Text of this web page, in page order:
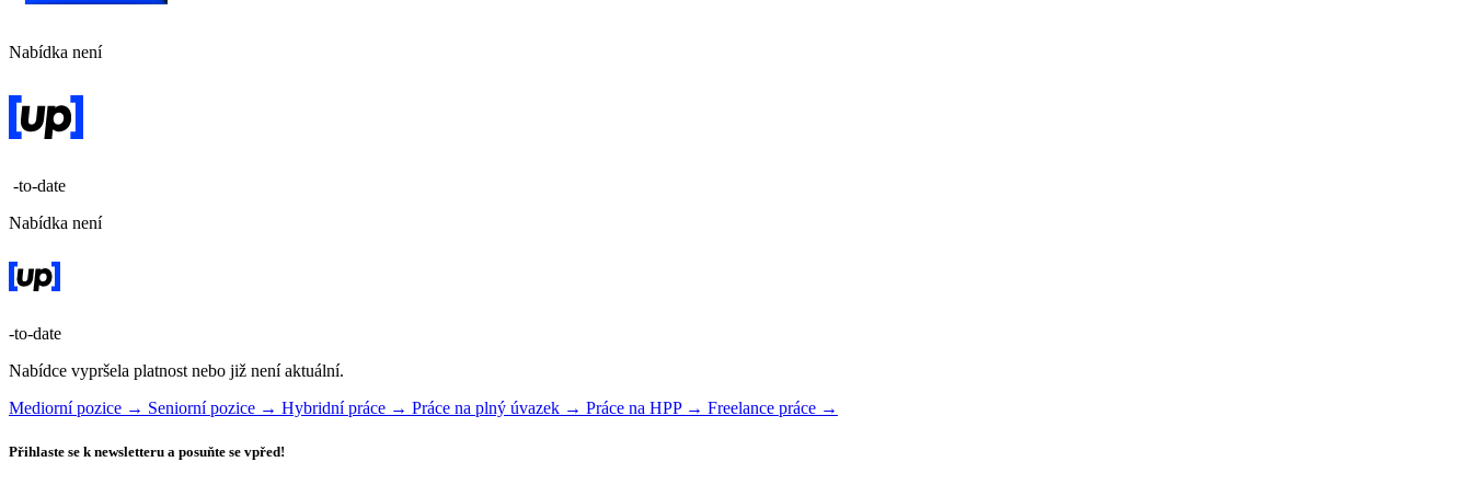
Nabídka není
-to-date
Nabídka není
-to-date
Nabídce vypršela platnost nebo již není aktuální.
Mediorní pozice → Seniorní pozice → Hybridní práce → Práce na plný úvazek → Práce na HPP → Freelance práce →
Přihlaste se k newsletteru a posuňte se vpřed!